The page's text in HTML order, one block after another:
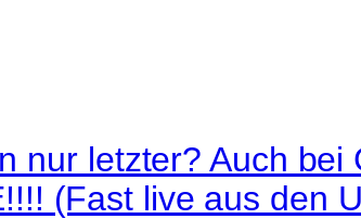
nur letzter? Auch bei
(Fast live aus den